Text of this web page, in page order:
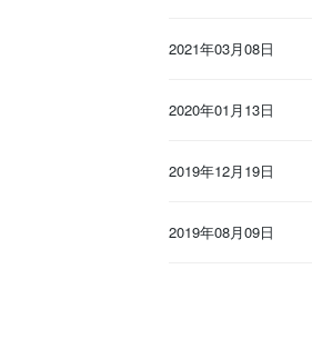
2021年03月08日
2020年01月13日
2019年12月19日
2019年08月09日